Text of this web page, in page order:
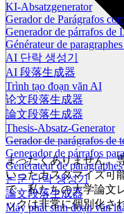
KI-Absatzgenerator
Gerador de Parágrafos
Generador de párrafos de
Générateur de
AI 단락 생성기
AI 段落生成器
Trình tạo đoạn văn AI
论文段落生成器
論文段落生成器
Thesis-Absatz-Generator
Gerador de parágrafos de
Generador de párrafos
Générateur de
논문 단락 생성기
論文段落生成器
Máy phát sinh đoạn văn
まったくありません。
いったカスタマイズ可
で、私たちの大学論文
ックは非常に個別化さ